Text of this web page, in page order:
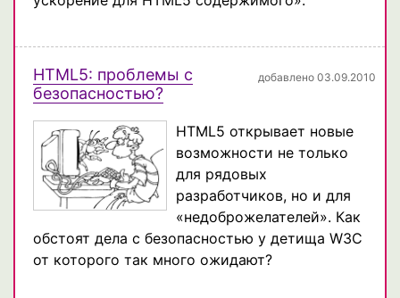
HTML5: проблемы с
безопасностью?
добавлено 03.09.2010
HTML5 открывает новые
возможности не только
для рядовых
разработчиков, но и для
«недоброжелателей». Как
обстоят дела с безопасностью у детища W3C
от которого так много ожидают?